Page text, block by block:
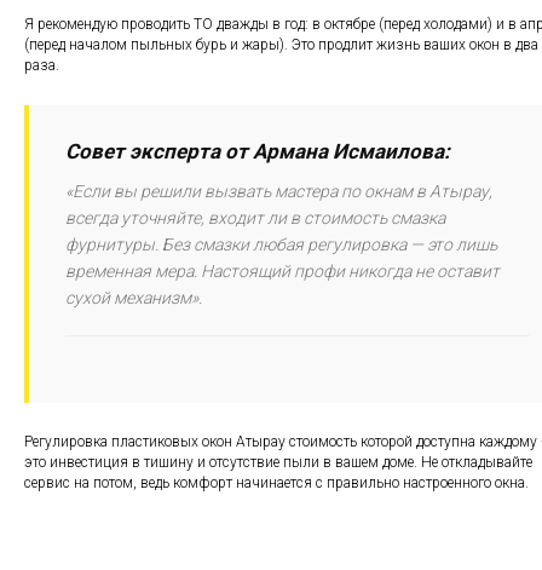
Я рекомендую проводить ТО дважды в год: в октябре (перед холодами) и в
(перед началом пыльных бурь и жары). Это продлит жизнь ваших окон в два
раза.
Совет эксперта от Армана Исмаилова:
«Если вы решили вызвать мастера по окнам в Атырау,
всегда уточняйте, входит ли в стоимость смазка
фурнитуры. Без смазки любая регулировка — это лишь
временная мера. Настоящий профи никогда не оставит
сухой механизм».
Регулировка пластиковых окон Атырау стоимость которой доступна
это инвестиция в тишину и отсутствие пыли в вашем доме. Не откладывайте
сервис на потом, ведь комфорт начинается с правильно настроенного окна.